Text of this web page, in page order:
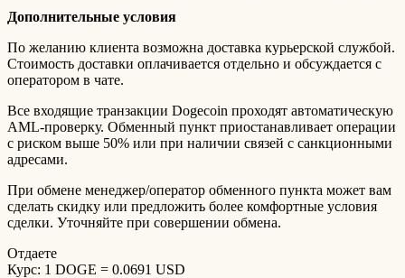
Дополнительные условия
По желанию клиента возможна доставка курьерской службой.
Стоимость доставки оплачивается отдельно и обсуждается с
оператором в чате.
Все входящие транзакции Dogecoin проходят автоматическую
AML-проверку. Обменный пункт приостанавливает операции
с риском выше 50% или при наличии связей с санкционными
адресами.
При обмене менеджер/оператор обменного пункта может вам
сделать скидку или предложить более комфортные условия
сделки. Уточняйте при совершении обмена.
Отдаете
Курс: 1 DOGE = 0.0691 USD